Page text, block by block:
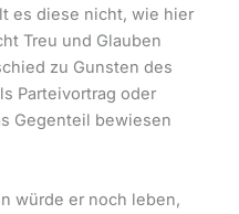
es diese nicht, wie hier
Treu und Glauben
zu Gunsten des
Parteivortrag oder
Gegenteil bewiesen
würde er noch leben,